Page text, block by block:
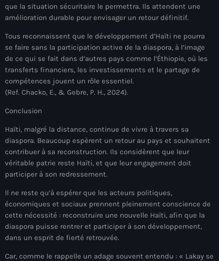
Artibonite Department
artist
Artist Manuel Mathieu
Arts
Asie Centrale et Caucase
Asie de l'Est
Asie du Sud
Asylum for Haïtian
asylum seekers
Australie
Autriche
que la situation sécuritaire le permettra. Ils attendent une
amélioration durable pour envisager un retour définitif.
Tous reconnaissent que le développement d’Haïti ne pourra
se faire sans la participation active de la diaspora, à l’image
de ce qui se fait dans d’autres pays comme l’Éthiopie, où les
transferts financiers, les investissements et le partage de
compétences jouent un rôle essentiel.
(Ref. Chacko, E., & Gebre, P. H., 2024).
Conclusion
Haïti, malgré la distance, continue de vivre à travers sa
diaspora. Beaucoup espèrent un retour au pays et souhaitent
contribuer à sa reconstruction. Ils considèrent que leur
véritable patrie reste Haïti, et que leur engagement doit
participer à son redressement.
Il ne reste qu’à espérer que les acteurs politiques,
économiques et sociaux prennent pleinement conscience de
cette nécessité : reconstruire une nouvelle Haïti, afin que la
diaspora puisse rentrer et participer à son développement,
dans un esprit de fierté retrouvée.
Car, comme le rappelle un adage souvent entendu : « Lakay se